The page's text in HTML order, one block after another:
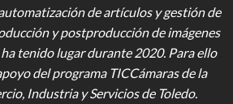
de artículos y gestión de
y postproducción de imágenes
ha tenido lugar durante 2020. Para ello
del programa TICCámaras de la
Industria y Servicios de Toledo.